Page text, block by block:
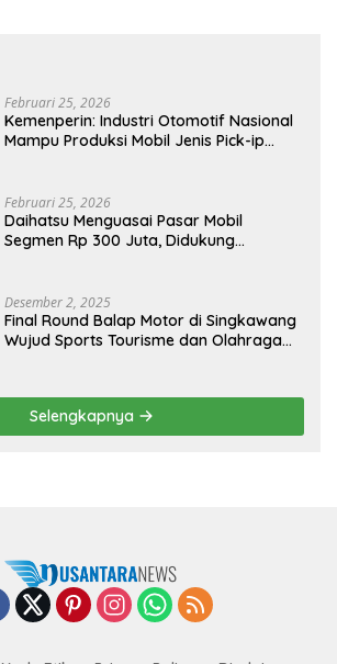
Februari 25, 2026
Kemenperin: Industri Otomotif Nasional
Mampu Produksi Mobil Jenis Pick-ip
Februari 25, 2026
Daihatsu Menguasai Pasar Mobil
Segmen Rp 300 Juta, Didukung
Desember 2, 2025
Final Round Balap Motor di Singkawang
Wujud Sports Tourisme dan Olahraga
Selengkapnya